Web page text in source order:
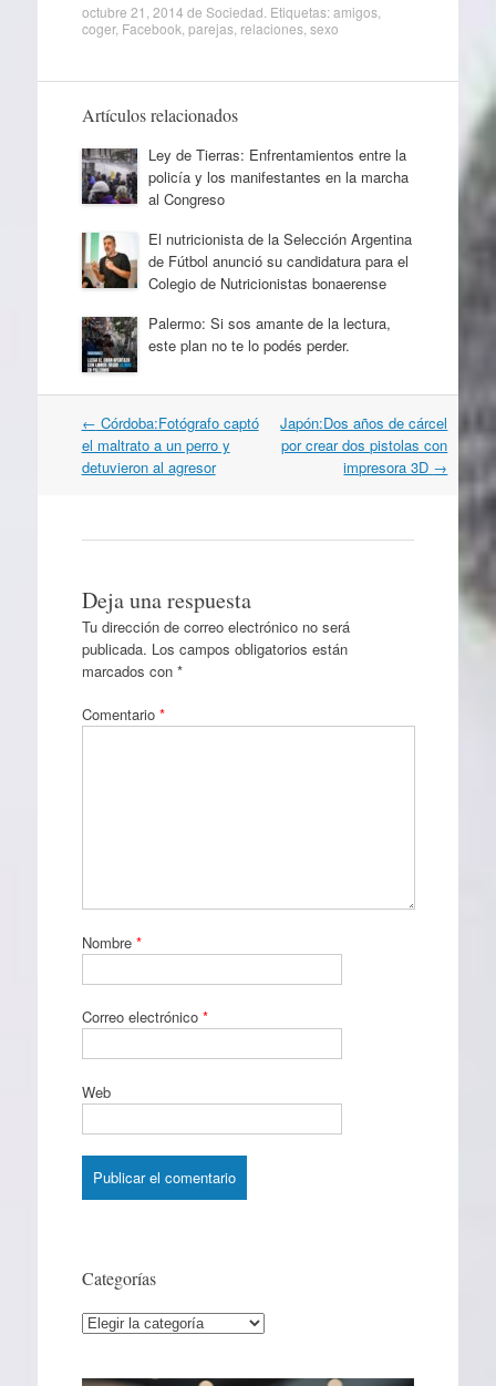
octubre 21, 2014 de Sociedad . Etiquetas:amigos,
coger, Facebook parejas, relaciones, sexo
Artículos relacionados
Ley de Tierras: Enfrentamientos entre la
policía y los manifestantes en la marcha
al Congreso
El nutricionista de la Selección Argentina
de Fútbol anunció su candidatura para el
Colegio de Nutricionistas bonaerense
Palermo: Si sos amante de la lectura,
este plan no te lo podés perder.
Navegación
por
artículos
← Córdoba:Fotógrafo captó
el maltrato a un perro y
detuvieron al agresor
Japón:Dos años de cárcel
por crear dos pistolas con
impresora 3D →
Deja una respuesta
Tu dirección de correo electrónico no será
publicada. Los campos obligatorios están
marcados con *
Comentario *
Nombre *
Correo electrónico *
Web
Categorías
Categorías